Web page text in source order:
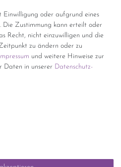
oder aufgrund eines
Die Zustimmung kann erteilt oder
Recht, nicht einzuwilligen und die
zu ändern oder zu
und weitere Hinweise zur
Daten in unserer Daten­schutz­
Warenwert (innerhalb
Gerne kaufen wir dieses an.
anfordern.
Artikel unterliegt gem. § 25a
ein Ausweis der
Rechnung erfolgt nicht.)